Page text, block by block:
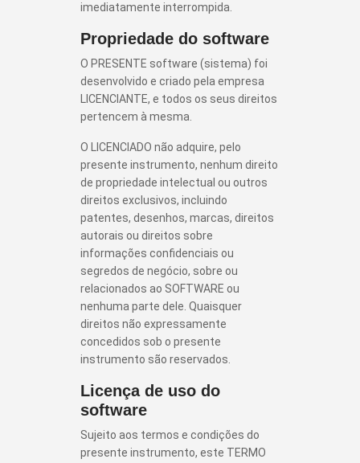
imediatamente interrompida.
Propriedade do software
O PRESENTE software (sistema) foi
desenvolvido e criado pela empresa
LICENCIANTE, e todos os seus direitos
pertencem à mesma.
O LICENCIADO não adquire, pelo
presente instrumento, nenhum direito
de propriedade intelectual ou outros
direitos exclusivos, incluindo
patentes, desenhos, marcas, direitos
autorais ou direitos sobre
informações confidenciais ou
segredos de negócio, sobre ou
relacionados ao SOFTWARE ou
nenhuma parte dele. Quaisquer
direitos não expressamente
concedidos sob o presente
instrumento são reservados.
Licença de uso do
software
Sujeito aos termos e condições do
presente instrumento, este TERMO